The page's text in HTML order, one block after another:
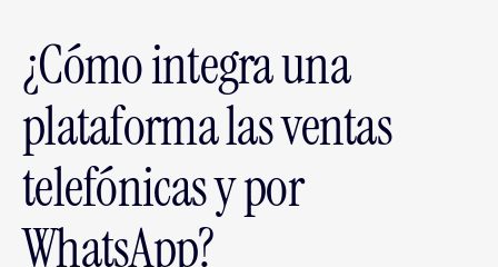
¿Cómo integra una
plataforma las ventas
telefónicas y por
WhatsApp?